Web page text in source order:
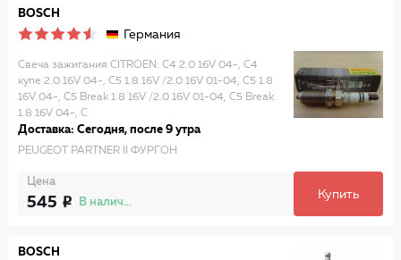
BOSCH
Германия
Свеча зажигания CITROEN: C4 2.0 16V 04-, C4
купе 2.0 16V 04-, C5 1.8 16V /2.0 16V 01-04, C5 1.8
16V 04-, C5 Break 1.8 16V /2.0 16V 01-04, C5 Break
1.8 16V 04-, C
Доставка: Сегодня, после 9 утра
PEUGEOT PARTNER II ФУРГОН
Цена
545 В наличии
Купить
BOSCH